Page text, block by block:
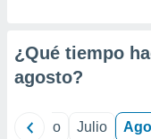
¿Qué tiempo
agosto?
Junio Julio